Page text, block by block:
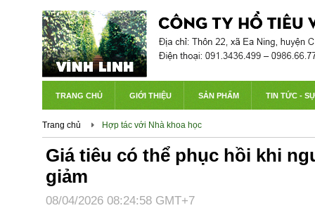
TRANG CHỦ GIỚI THIỆU SẢN PHẨM TIN TỨC -
Trang chủ Hợp tác với Nhà khoa học
Giá tiêu có thể phục hồi khi
giảm
08/04/2026 08:24:58 GMT+7